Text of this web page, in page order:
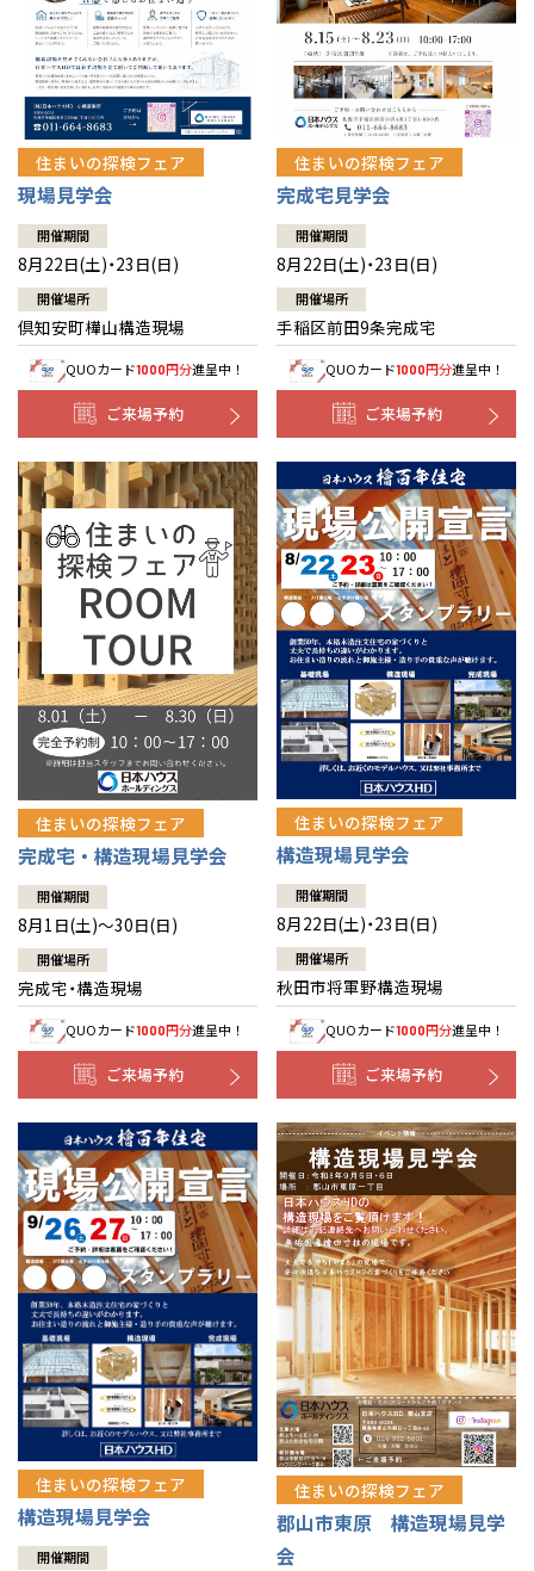
住まいの探検フェア
現場見学会
開催期間
8月22日(土)・23日(日)
開催場所
倶知安町樺山構造現場
QUOカード1000円分進呈中！
ご来場予約
住まいの探検フェア
完成宅見学会
開催期間
8月22日(土)・23日(日)
開催場所
手稲区前田9条完成宅
QUOカード1000円分進呈中！
ご来場予約
住まいの探検フェア
完成宅・構造現場見学会
開催期間
8月1日(土)～30日(日)
開催場所
完成宅・構造現場
QUOカード1000円分進呈中！
ご来場予約
住まいの探検フェア
構造現場見学会
開催期間
8月22日(土)・23日(日)
開催場所
秋田市将軍野構造現場
QUOカード1000円分進呈中！
ご来場予約
住まいの探検フェア
構造現場見学会
開催期間
住まいの探検フェア
郡山市東原 構造現場見学
会
札幌
道央
道北
道南
道東
東北
青森
秋田
岩手
山形
宮城
福島
甲信越・北陸
新潟
山梨
長野
富山
石川
福井
関東
東京
神奈川
埼玉
千葉
茨城
栃木
群馬
東海
愛知
岐阜
静岡
三重
近畿
大阪
京都
兵庫
奈良
滋賀
和歌山
中国・四国
岡山
香川
愛媛
鳥取
島根
広島
山口
徳島
高知
九州
福岡
佐賀
熊本
大分
宮崎
鹿児島
長崎
沖縄
分譲マンション
※現住所のある都道府県以外の建築予定地の方でも現住所の有るお近
くの展示場又は店舗にお問合せください。移住の計画の方もご相談対
応します。お気軽にご相談ください。
札幌
札幌
小樽
道央
苫小牧千歳
小樽
道北
道南
道東
釧路
東北
青森県
八戸
青森
秋田県
秋田
岩手県
山形県
宮城県
仙台
福島県
会津
甲信越・北陸
新潟県
長岡
山梨県
長野県
富山県
富山
石川県
福井県
福井
関東
東京都
神奈川県
相模
埼玉県
埼玉
千葉県
千葉
柏
茨城県
水戸
栃木県
宇都宮
小山
群馬県
群馬
伊勢崎
東海
愛知県
岐阜県
岐阜
静岡県
三重県
四日市
近畿
大阪府
大阪
京都府
京都
兵庫県
姫路
奈良県
奈良
中国・四国
岡山県
岡山
愛媛県
松山
九州
福岡県
福岡
佐賀県
佐賀
熊本県
熊本
大分県
大分
宮崎県
宮崎
鹿児島県
鹿児島